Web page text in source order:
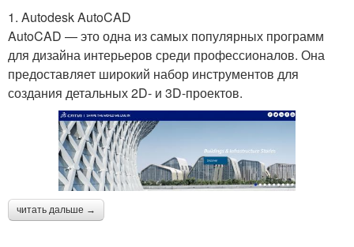
1. Autodesk AutoCAD
AutoCAD — это одна из самых популярных программ
для дизайна интерьеров среди профессионалов. Она
предоставляет широкий набор инструментов для
создания детальных 2D- и 3D-проектов.
читать дальше →